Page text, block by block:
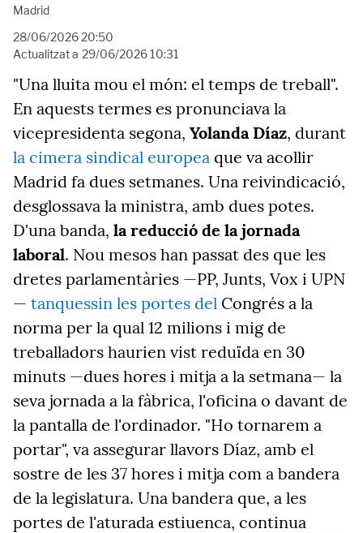
Madrid
28/06/2026 20:50
Actualitzat a 29/06/2026 10:31
"Una lluita mou el món: el temps de treball".
En aquests termes es pronunciava la
vicepresidenta segona, Yolanda Díaz, durant
la cimera sindical europea que va acollir
Madrid fa dues setmanes. Una reivindicació,
desglossava la ministra, amb dues potes.
D'una banda, la reducció de la jornada
laboral. Nou mesos han passat des que les
dretes parlamentàries —PP, Junts, Vox i UPN
— tanquessin les portes del Congrés a la
norma per la qual 12 milions i mig de
treballadors haurien vist reduïda en 30
minuts —dues hores i mitja a la setmana— la
seva jornada a la fàbrica, l'oficina o davant de
la pantalla de l'ordinador. "Ho tornarem a
portar", va assegurar llavors Díaz, amb el
sostre de les 37 hores i mitja com a bandera
de la legislatura. Una bandera que, a les
portes de l'aturada estiuenca, continua